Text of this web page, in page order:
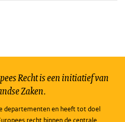
Recht is een initiatief van
Zaken.
departementen en heeft tot doel
recht binnen de centrale